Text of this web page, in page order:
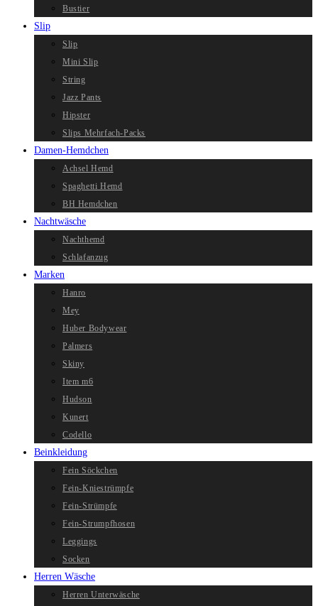
Bustier
Slip
Slip
Mini Slip
String
Jazz Pants
Hipster
Slips Mehrfach-Packs
Damen-Hemdchen
Achsel Hemd
Spaghetti Hemd
BH Hemdchen
Nachtwäsche
Nachthemd
Schlafanzug
Marken
Hanro
Mey
Huber Bodywear
Palmers
Skiny
Item m6
Hudson
Kunert
Codello
Beinkleidung
Fein Söckchen
Fein-Kniestrümpfe
Fein-Strümpfe
Fein-Strumpfhosen
Leggings
Socken
Herren Wäsche
Herren Unterwäsche